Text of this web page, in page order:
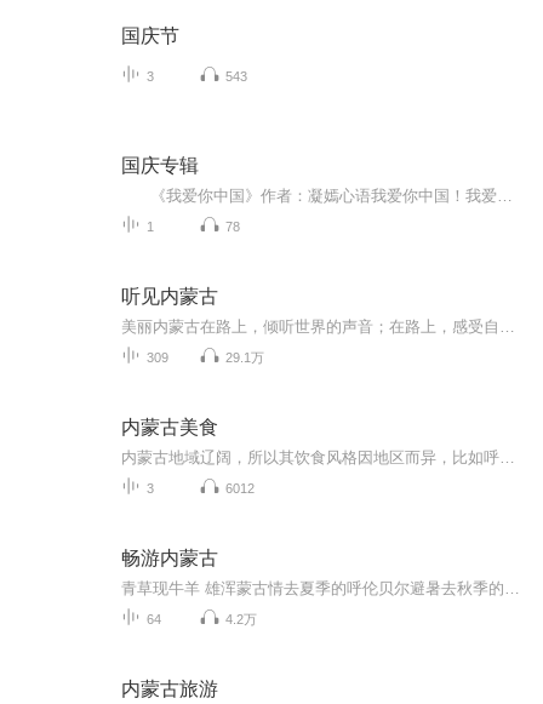
国庆节
3 543
国庆专辑
1 78
听见内蒙古
309 29.1万
内蒙古美食
3 6012
畅游内蒙古
64 4.2万
内蒙古旅游